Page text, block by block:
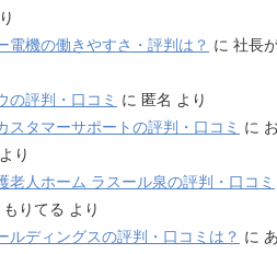
電機の働きやすさ・評判は？ に 社長
の評判・口コミ に 匿名 より
スタマーサポートの評判・口コミ に
り
老人ホーム ラスール泉の評判・口コミ
もりてる より
ルディングスの評判・口コミは？ に